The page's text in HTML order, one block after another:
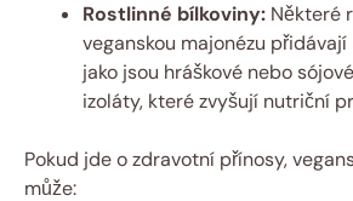
Rostlinné bílkoviny: Některé
veganskou majonézu
jako jsou hráškové nebo
izoláty, které zvyšují nutriční
Pokud jde o zdravotní přínosy,
může: